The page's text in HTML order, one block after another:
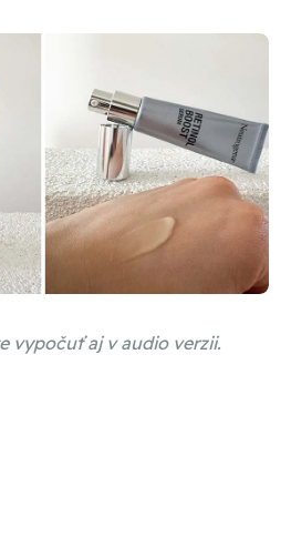
vypočuť aj v audio verzii.